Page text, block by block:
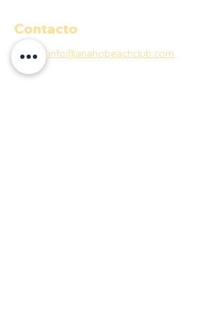
Contacto
E-MAIL: info@anahobeachclub.com